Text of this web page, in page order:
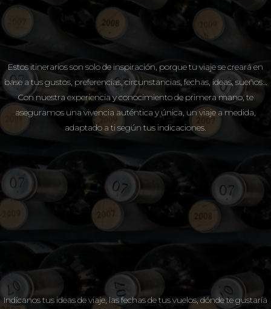
Estos itinerarios son solo de inspiración, porque tu viaje se creará en
base a tus gustos, preferencias, circunstancias, fechas, ideas, sueños…
Con nuestra experiencia y conocimiento de primera mano, te
aseguramos una vivencia auténtica y única, un viaje a medida,
adaptado a ti según tus indicaciones.
Indícanos tus ideas de viaje, las fechas de tus vuelos, dónde te gustaría